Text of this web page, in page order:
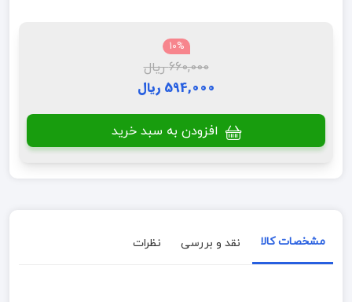
10%
660,000 ریال
594,000 ریال
افزودن به سبد خرید
مشخصات کالا نقد و بررسی نظرات